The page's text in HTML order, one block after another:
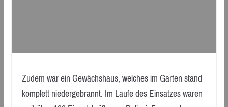
Zudem war ein Gewächshaus, welches im Garten stand
komplett niedergebrannt. Im Laufe des Einsatzes waren